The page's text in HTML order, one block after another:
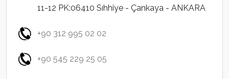
11-12 PK:06410 Sıhhiye - Çankaya - ANKARA
+90 312 995 02 02
+90 545 229 25 05